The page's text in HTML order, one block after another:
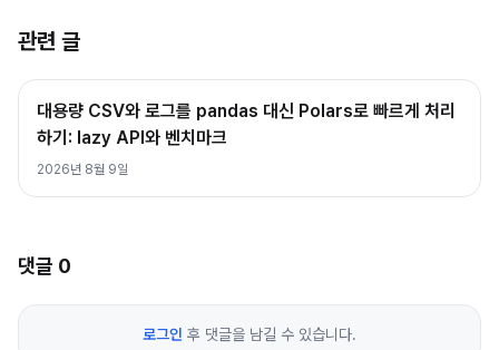
관련 글
대용량 CSV와 로그를 pandas 대신 Polars로 빠르게 처리
하기: lazy API와 벤치마크
2026년 8월 9일
댓글 0
로그인 후 댓글을 남길 수 있습니다.